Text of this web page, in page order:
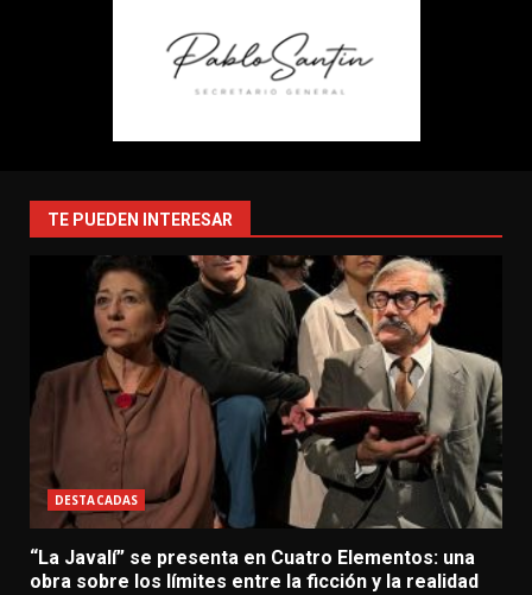
TE PUEDEN INTERESAR
DESTACADAS
“La Javalí” se presenta en Cuatro Elementos: una
obra sobre los límites entre la ficción y la realidad